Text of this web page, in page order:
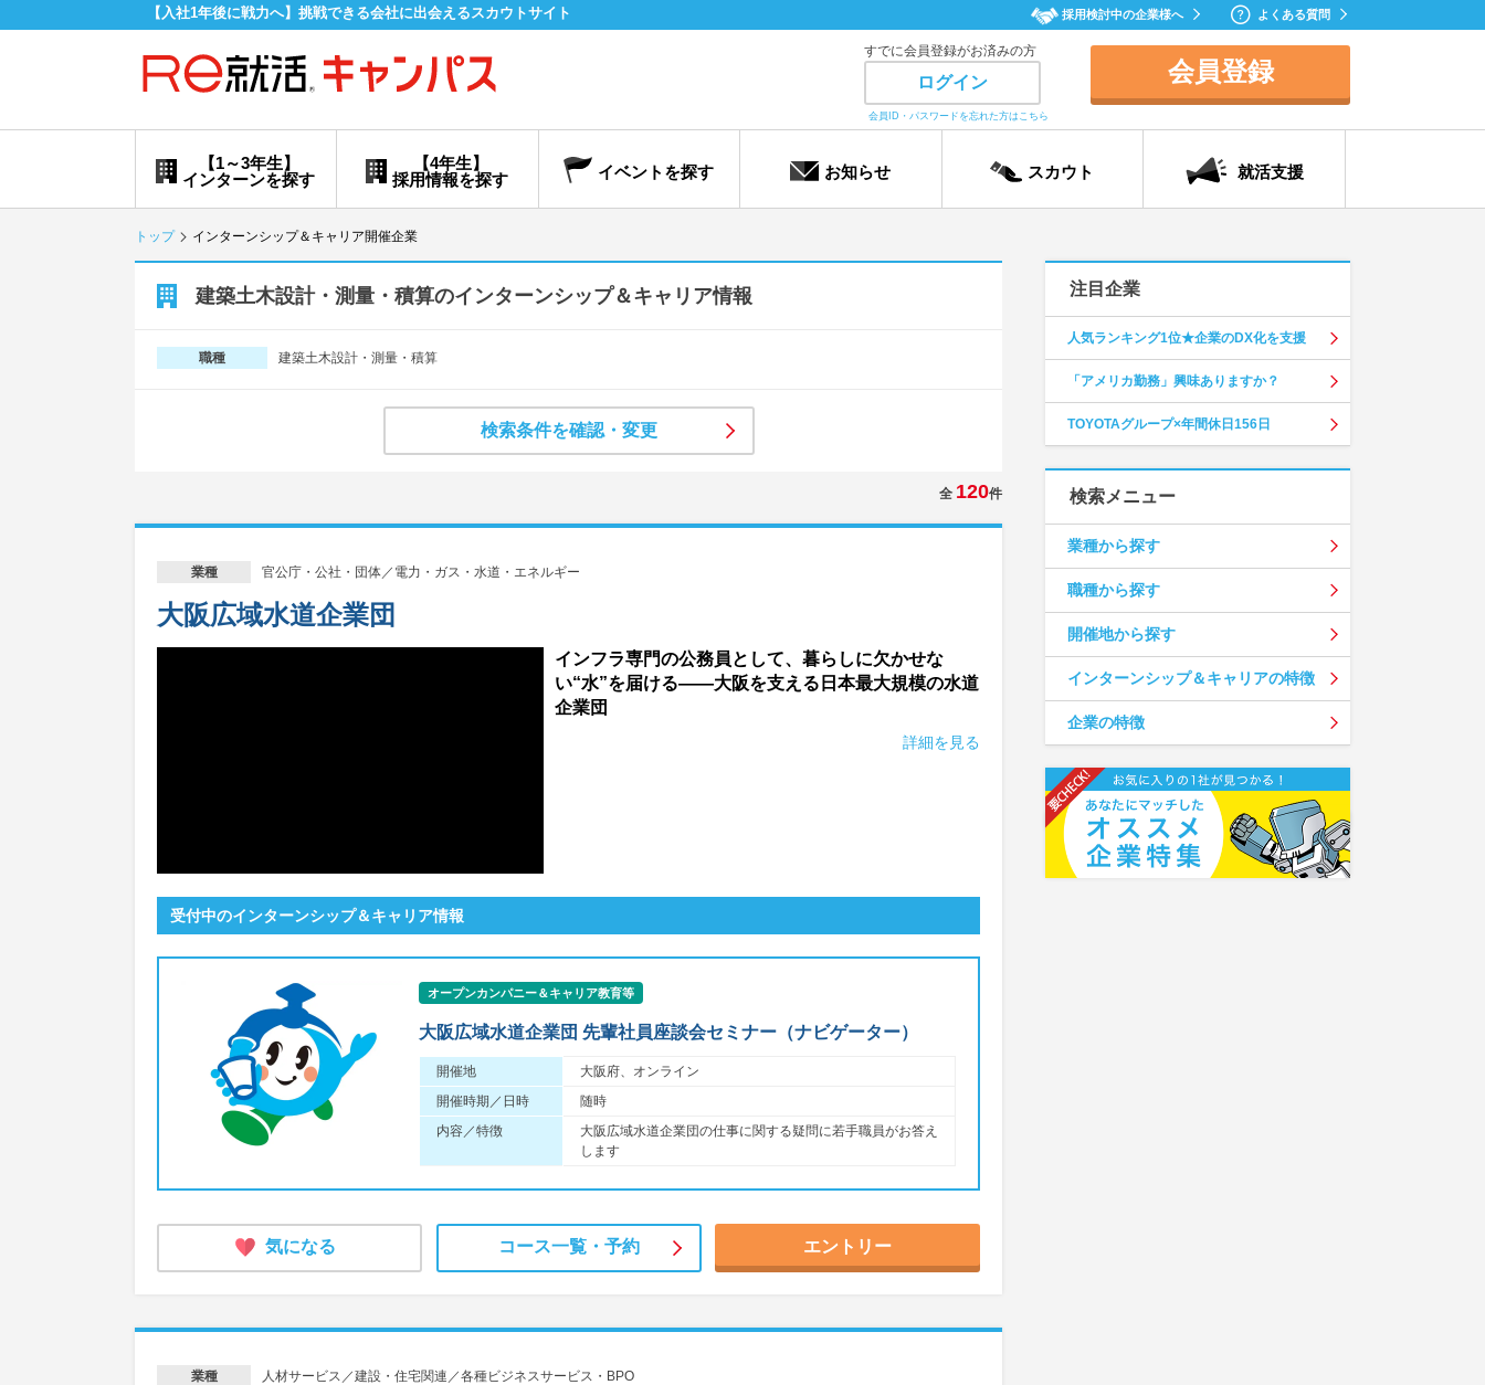
【入社1年後に戦力へ】挑戦できる会社に出会えるスカウトサイト 採用検討中の企業様へ よくある質問
すでに会員登録がお済みの方
ログイン
会員ID・パスワードを忘れた方はこちら
会員登録
【4年生】
採用情報を探す
【1～3年生】
インターンを探す
イベントを探す お知らせ スカウト 就活支援
トップ インターンシップ＆キャリア開催企業
建築土木設計・測量・積算のインターンシップ＆キャリア情報
職種 建築土木設計・測量・積算
検索条件を確認・変更
全 120件
業種 官公庁・公社・団体／電力・ガス・水道・エネルギー
大阪広域水道企業団
インフラ専門の公務員として、暮らしに欠かせな
い“水”を届ける――大阪を支える日本最大規模の水道
企業団
詳細を見る
受付中のインターンシップ＆キャリア情報
オープンカンパニー＆キャリア教育等
大阪広域水道企業団 先輩社員座談会セミナー（ナビゲーター）
開催地
大阪府、オンライン
開催時期／日時
随時
内容／特徴
大阪広域水道企業団の仕事に関する疑問に若手職員がお答え
します
気になる コース一覧・ 予約 エントリー
業種 人材サービス／建設・住宅関連／各種ビジネスサービス・BPO
注目企業
人気ランキング1位★企業のDX化を支援
「アメリカ勤務」興味ありますか？
TOYOTAグループ×年間休日156日
検索メニュー
業種から探す
職種から探す
開催地から探す
インターンシップ＆キャリアの特徴
企業の特徴